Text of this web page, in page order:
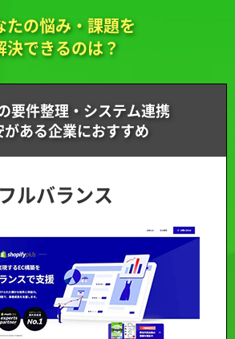
たの悩み・課題を
決できるのは？
要件整理・システム連携
がある企業におすすめ
フルバランス